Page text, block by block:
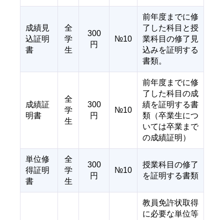
成績見
込証明
書
全
学
生
300
円
№10
前年度までに修
了した科目と授
業科目の修了見
込みを証明する
書類。
成績証
明書
全
学
生
300
円
№10
前年度までに修
了した科目の成
績を証明する書
類（卒業生につ
いては卒業まで
の成績証明）
単位修
得証明
書
全
学
生
300
円
№10
授業科目の修了
を証明する書類
教員免許状取得
に必要な単位等